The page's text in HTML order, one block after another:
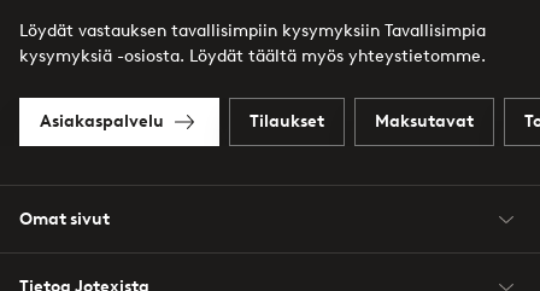
Löydät vastauksen tavallisimpiin kysymyksiin Tavallisimpia
kysymyksiä -osiosta. Löydät täältä myös yhteystietomme.
Asiakaspalvelu Tilaukset Maksutavat
Omat sivut
Tietoa Jotexista